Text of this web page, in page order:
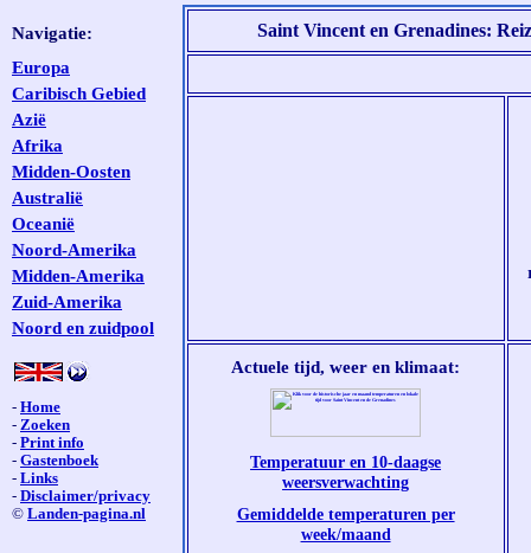
Saint Vincent en Grenadines:
Actuele tijd, weer en klimaat:
Temperatuur en 10-daagse
weersverwachting
Gemiddelde temperaturen per
week/maand
Navigatie:
Europa
Caribisch Gebied
Azië
Afrika
Midden-Oosten
Australië
Oceanië
Noord-Amerika
Midden-Amerika
Zuid-Amerika
Noord en zuidpool
- Home
- Zoeken
- Print info
- Gastenboek
- Links
- Disclaimer/privacy
© Landen-pagina.nl